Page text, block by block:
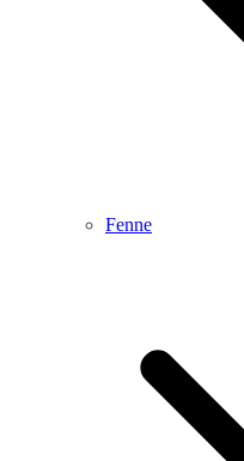
Fenne